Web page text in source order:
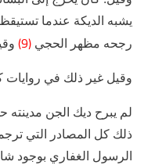
يشبه الديكة عندما
رجحه مظهر الحجي (9)
وقيل غير ذلك في روايات
لم يبرح ديك الجن
ذلك كل المصادر التي
الرسول الغفاري بوجود